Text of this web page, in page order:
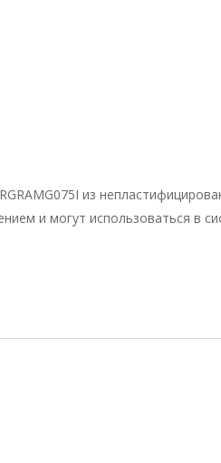
из
и могут использоваться в